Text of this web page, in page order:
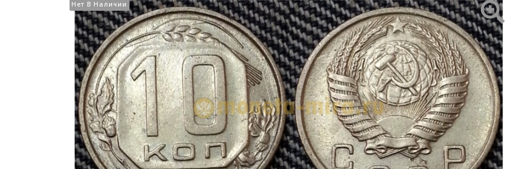
Нет В Наличии
Нет В Наличии